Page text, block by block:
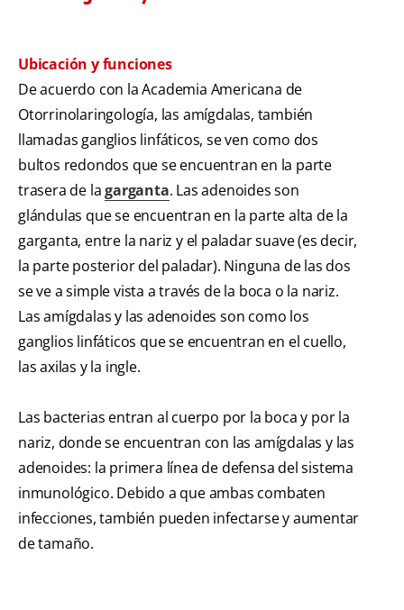
Ubicación y funciones
De acuerdo con la Academia Americana de
Otorrinolaringología, las amígdalas, también
llamadas ganglios linfáticos, se ven como dos
bultos redondos que se encuentran en la parte
trasera de lagarganta. Las adenoides son
glándulas que se encuentran en la parte alta de la
garganta, entre la nariz y el paladar suave (es decir,
la parte posterior del paladar). Ninguna de las dos
se ve a simple vista a través de la boca o la nariz.
Las amígdalas y las adenoides son como los
ganglios linfáticos que se encuentran en el cuello,
las axilas y la ingle.
Las bacterias entran al cuerpo por la boca y por la
nariz, donde se encuentran con las amígdalas y las
adenoides: la primera línea de defensa del sistema
inmunológico. Debido a que ambas combaten
infecciones, también pueden infectarse y aumentar
de tamaño.